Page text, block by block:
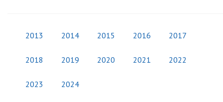
2013 2014 2015 2016 2017
2018 2019 2020 2021 2022
2023 2024